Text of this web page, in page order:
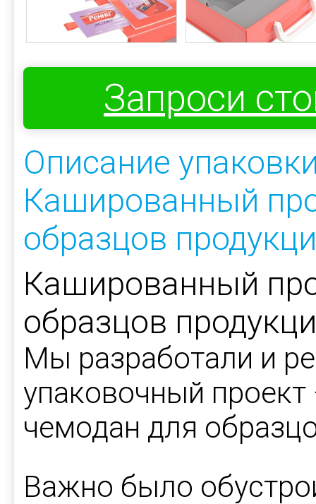
Запроси
Описание
Кашированный
образцов
Кашированный
образцов
Мы разработали и
упаковочный
чемодан для
Важно было